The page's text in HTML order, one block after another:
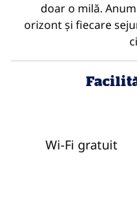
doar o milă.
orizont și fiecare
Wi-Fi gratuit